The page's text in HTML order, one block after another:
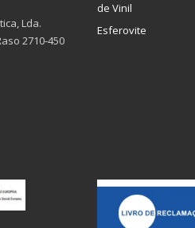
Lda.
2710-450
de Vinil
Esferovite